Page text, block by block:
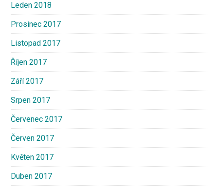
Leden 2018
Prosinec 2017
Listopad 2017
Říjen 2017
Září 2017
Srpen 2017
Červenec 2017
Červen 2017
Květen 2017
Duben 2017